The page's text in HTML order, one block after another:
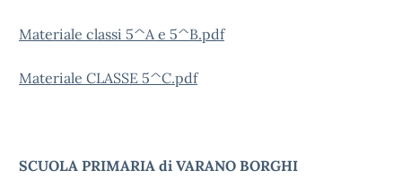
Materiale classi 5^A e 5^B.pdf
Materiale CLASSE 5^C.pdf
SCUOLA PRIMARIA di VARANO BORGHI